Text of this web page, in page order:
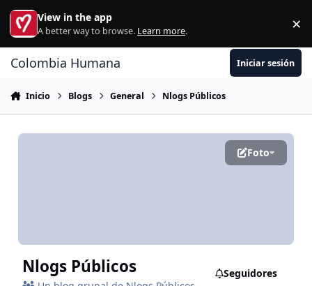
Ir al contenido
View in the app
A better way to browse. Learn more. ×
Colombia Humana Iniciar sesión
Inicio Blogs General Nlogs Públicos
Foto
Nlogs Públicos Seguidores